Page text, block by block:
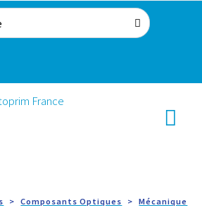
Composants Optiques
Mécanique